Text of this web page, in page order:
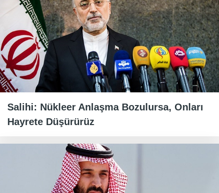
Salihi: Nükleer Anlaşma Bozulursa, Onları
Hayrete Düşürürüz